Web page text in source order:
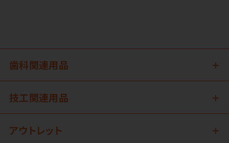
歯科関連用品
技工関連用品
アウトレット